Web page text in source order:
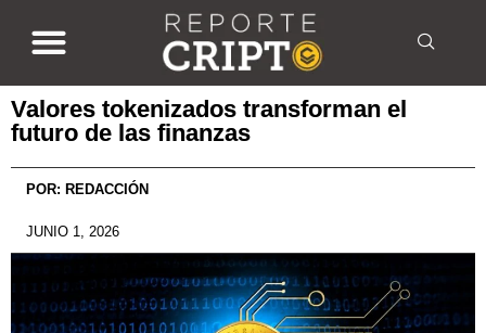
Valores tokenizados transforman el
futuro de las finanzas
POR: REDACCIÓN
JUNIO 1, 2026